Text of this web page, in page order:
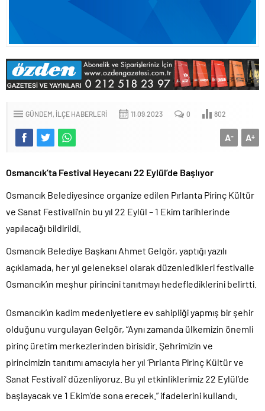
GÜNDEM İLÇE HABERLERI 11.09.2023 0 802
A+
A-
Osmancık’ta Festival Heyecanı 22 Eylül’de Başlıyor
Osmancık Belediyesince organize edilen Pırlanta Pirinç Kültür
ve Sanat Festivali’nin bu yıl 22 Eylül – 1 Ekim tarihlerinde
yapılacağı bildirildi.
Osmancık Belediye Başkanı Ahmet Gelgör, yaptığı yazılı
açıklamada, her yıl geleneksel olarak düzenledikleri festivalle
Osmancık’ın meşhur pirincini tanıtmayı hedeflediklerini belirtti.
Osmancık’ın kadim medeniyetlere ev sahipliği yapmış bir şehir
olduğunu vurgulayan Gelgör, “Aynı zamanda ülkemizin önemli
pirinç üretim merkezlerinden birisidir. Şehrimizin ve
pirincimizin tanıtımı amacıyla her yıl ‘Pırlanta Pirinç Kültür ve
Sanat Festivali’ düzenliyoruz. Bu yıl etkinliklerimiz 22 Eylül’de
başlayacak ve 1 Ekim’de sona erecek.” ifadelerini kullandı.